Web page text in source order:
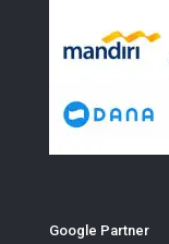
Google Partner